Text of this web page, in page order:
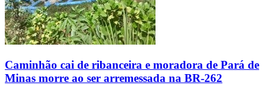
Caminhão cai de ribanceira e moradora de Pará de
Minas morre ao ser arremessada na BR-262